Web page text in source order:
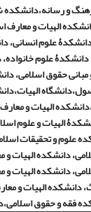
و رسانه،دانشکده
الهیات و معارف
علوم انسانی،
علوم خانواده،
حقوق اسلامی،
الهیات و
الهیات و علوم
علوم و تحقیقات
دانشکده الهیات و
دانشکده الهیات و
الهیات و
فقه و حقوق